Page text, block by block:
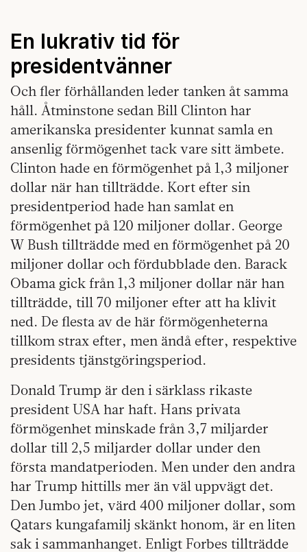
En lukrativ tid för
presidentvänner
Och fler förhållanden leder tanken åt samma
håll. Åtminstone sedan Bill Clinton har
amerikanska presidenter kunnat samla en
ansenlig förmögenhet tack vare sitt ämbete.
Clinton hade en förmögenhet på 1,3 miljoner
dollar när han tillträdde. Kort efter sin
presidentperiod hade han samlat en
förmögenhet på 120 miljoner dollar. George
W Bush tillträdde med en förmögenhet på 20
miljoner dollar och fördubblade den. Barack
Obama gick från 1,3 miljoner dollar när han
tillträdde, till 70 miljoner efter att ha klivit
ned. De flesta av de här förmögenheterna
tillkom strax efter, men ändå efter, respektive
presidents tjänstgöringsperiod.
Donald Trump är den i särklass rikaste
president USA har haft. Hans privata
förmögenhet minskade från 3,7 miljarder
dollar till 2,5 miljarder dollar under den
första mandatperioden. Men under den andra
har Trump hittills mer än väl uppvägt det.
Den Jumbo jet, värd 400 miljoner dollar, som
Qatars kungafamilj skänkt honom, är en liten
sak i sammanhanget. Enligt Forbes tillträdde